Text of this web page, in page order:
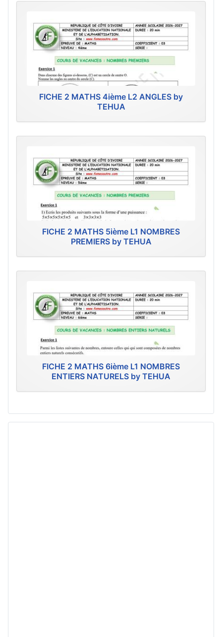
FICHE 2 MATHS 4ième L2 ANGLES by
TEHUA
FICHE 2 MATHS 5ième L1 NOMBRES
PREMIERS by TEHUA
FICHE 2 MATHS 6ième L1 NOMBRES
ENTIERS NATURELS by TEHUA